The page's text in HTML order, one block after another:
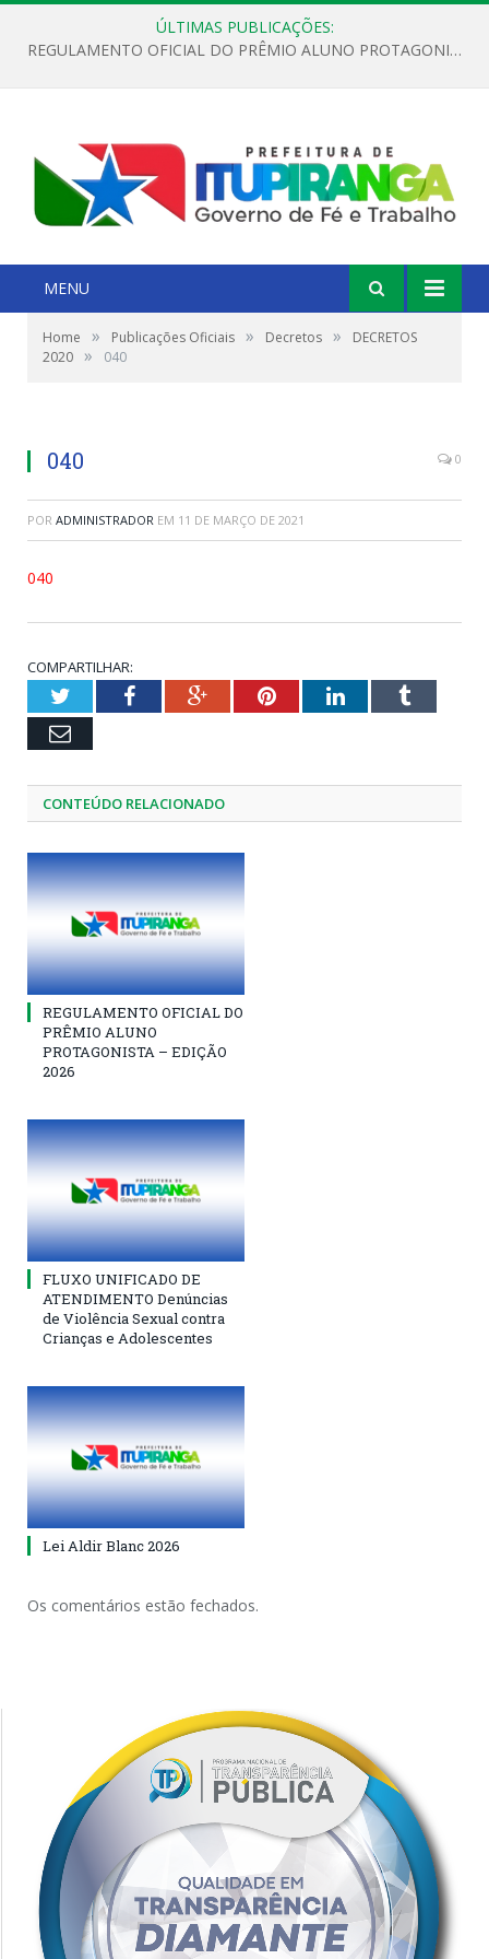
ÚLTIMAS PUBLICAÇÕES:
REGULAMENTO OFICIAL DO PRÊMIO ALUNO PROTAGONISTA – EDIÇÃO 2026
MENU
Home » Publicações Oficiais » Decretos »
DECRETOS
2020 » 040
040 0
POR ADMINISTRADOR EM 11 DE MARÇO DE 2021
040
COMPARTILHAR:
TwitterFacebookGoogle+PinterestLinkedInTumblr
Email
CONTEÚDO RELACIONADO
REGULAMENTO OFICIAL DO
PRÊMIO ALUNO
PROTAGONISTA – EDIÇÃO
2026
FLUXO UNIFICADO DE
ATENDIMENTO Denúncias
de Violência Sexual contra
Crianças e Adolescentes
Lei Aldir Blanc 2026
Os comentários estão fechados.